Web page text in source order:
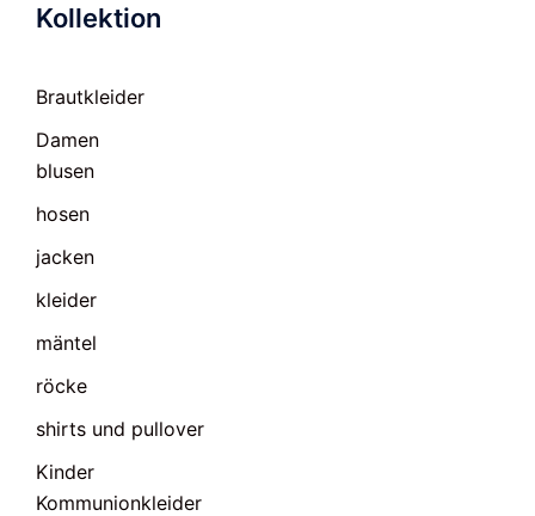
Kollektion
Brautkleider
Damen
blusen
hosen
jacken
kleider
mäntel
röcke
shirts und pullover
Kinder
Kommunionkleider